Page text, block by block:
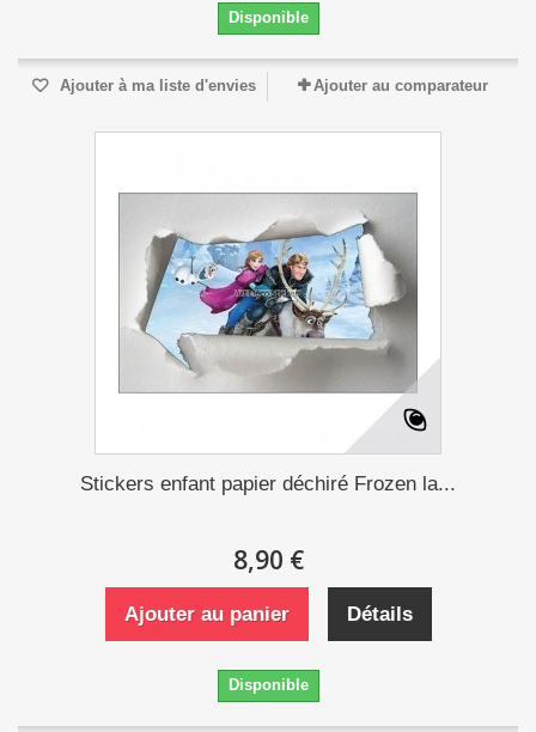
Disponible
Ajouter à ma liste d'envies Ajouter au comparateur
Stickers enfant papier déchiré Frozen la...
8,90 €
Ajouter au panier Détails
Disponible